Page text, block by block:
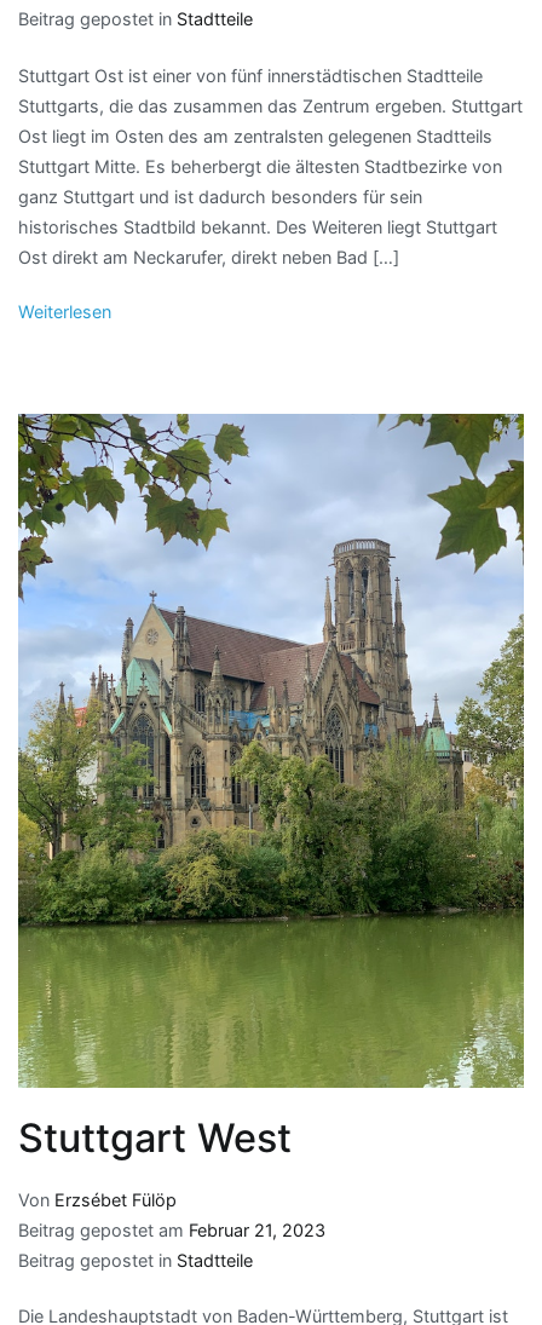
Beitrag gepostet in Stadtteile
Stuttgart Ost ist einer von fünf innerstädtischen Stadtteile
Stuttgarts, die das zusammen das Zentrum ergeben. Stuttgart
Ost liegt im Osten des am zentralsten gelegenen Stadtteils
Stuttgart Mitte. Es beherbergt die ältesten Stadtbezirke von
ganz Stuttgart und ist dadurch besonders für sein
historisches Stadtbild bekannt. Des Weiteren liegt Stuttgart
Ost direkt am Neckarufer, direkt neben Bad […]
Weiterlesen
Stuttgart West
Von Erzsébet Fülöp
Beitrag gepostet am Februar 21, 2023
Beitrag gepostet in Stadtteile
Die Landeshauptstadt von Baden-Württemberg, Stuttgart ist